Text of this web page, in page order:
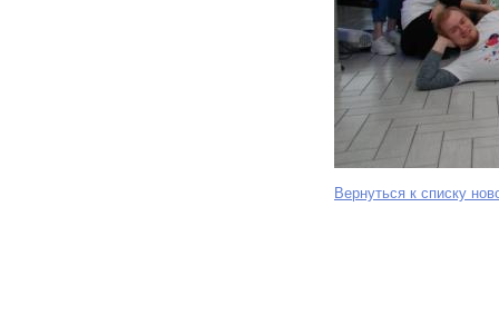
Вернуться к списку